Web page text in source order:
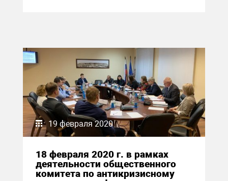
19 февраля 2020
18 февраля 2020 г. в рамках
деятельности общественного
комитета по антикризисному